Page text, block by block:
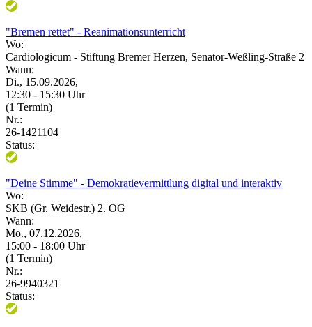
"Bremen rettet" - Reanimationsunterricht
Wo:
Cardiologicum - Stiftung Bremer Herzen, Senator-Weßling-Straße 2
Wann:
Di., 15.09.2026,
12:30 - 15:30 Uhr
(1 Termin)
Nr.:
26-1421104
Status:
"Deine Stimme" - Demokratievermittlung digital und interaktiv
Wo:
SKB (Gr. Weidestr.) 2. OG
Wann:
Mo., 07.12.2026,
15:00 - 18:00 Uhr
(1 Termin)
Nr.:
26-9940321
Status: